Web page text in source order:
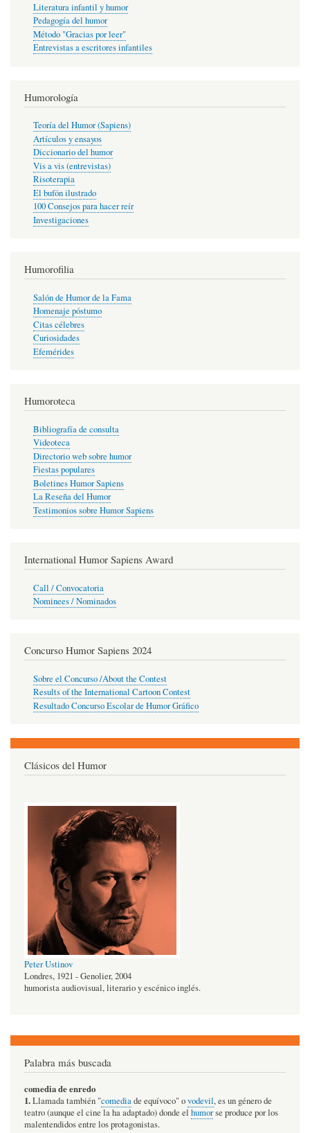
Literatura infantil y humor
Pedagogía del humor
Método "Gracias por leer"
Entrevistas a escritores infantiles
Humorología
Teoría del Humor (Sapiens)
Artículos y ensayos
Diccionario del humor
Vis a vis (entrevistas)
Risoterapia
El bufón ilustrado
100 Consejos para hacer reír
Investigaciones
Humorofilia
Salón de Humor de la Fama
Homenaje póstumo
Citas célebres
Curiosidades
Efemérides
Humoroteca
Bibliografía de consulta
Videoteca
Directorio web sobre humor
Fiestas populares
Boletines Humor Sapiens
La Reseña del Humor
Testimonios sobre Humor Sapiens
International Humor Sapiens Award
Call / Convocatoria
Nominees / Nominados
Concurso Humor Sapiens 2024
Sobre el Concurso /About the Contest
Results of the International Cartoon Contest
Resultado Concurso Escolar de Humor Gráfico
Clásicos del Humor
Peter Ustinov
Londres, 1921 - Genolier, 2004
humorista audiovisual, literario y escénico inglés.
Palabra más buscada
comedia de enredo
1.Llamada también "comediade equívoco" ovodevil, es un género de
teatro (aunque el cine la ha adaptado) donde el humorse produce por los
malentendidos entre los protagonistas.